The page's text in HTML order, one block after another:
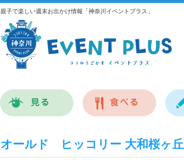
親子で楽しい週末お出かけ情報「神奈川イベントプラス」
オールド ヒッコリー 大和桜ヶ